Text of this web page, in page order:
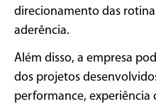
direcionamento das
aderência.
Além disso, a empresa
dos projetos
performance, experiência